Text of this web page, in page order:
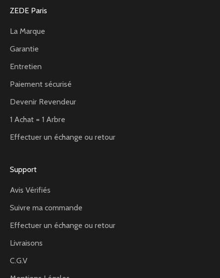
ZEDE Paris
La Marque
Garantie
Entretien
Paiement sécurisé
Devenir Revendeur
1 Achat = 1 Arbre
Effectuer un échange ou retour
Support
Avis Vérifiés
Suivre ma commande
Effectuer un échange ou retour
Livraisons
C.G.V